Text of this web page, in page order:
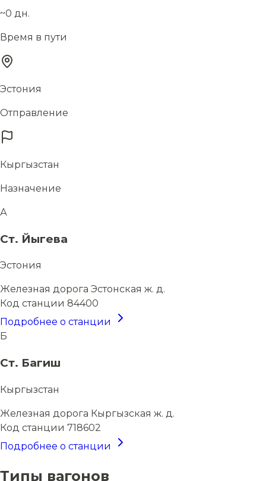
~0 дн.
Время в пути
Эстония
Отправление
Кыргызстан
Назначение
А
Ст. Йыгева
Эстония
Железная дорога Эстонская ж. д.
Код станции 84400
Подробнее о станции
Б
Ст. Багиш
Кыргызстан
Железная дорога Кыргызская ж. д.
Код станции 718602
Подробнее о станции
Типы вагонов